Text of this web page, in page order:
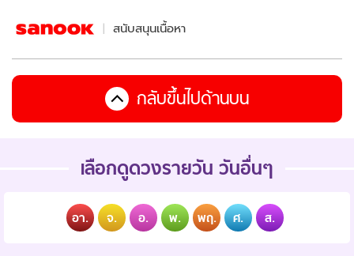
สนับสนุนเนื้อหา
กลับขึ้นไปด้านบน
เลือกดูดวงรายวัน วันอื่นๆ
อา. จ. อ. พ. พฤ. ศ. ส.